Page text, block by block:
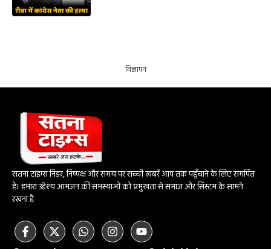
विज्ञापन
सतना टाइम्स निडर, निष्पक्ष और समय पर सच्ची खबरें आप तक पहुँचाने के लिए समर्पित
है। हमारा उद्देश्य आमजन की समस्याओं को प्रमुखता से समाज और सिस्टम के सामने
रखना है